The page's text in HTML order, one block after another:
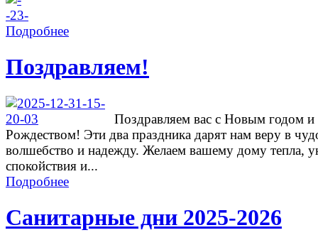
Подробнее
Поздравляем!
Поздравляем вас с Новым годом и
Рождеством! Эти два праздника дарят нам веру в
волшебство и надежду. Желаем вашему дому тепла,
спокойствия и...
Подробнее
Санитарные дни 2025-2026